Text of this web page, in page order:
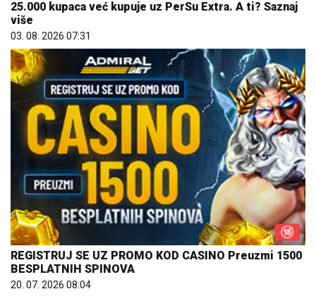
25.000 kupaca već kupuje uz PerSu Extra. A ti? Saznaj
više
03. 08. 2026 07:31
REGISTRUJ SE UZ PROMO KOD CASINO Preuzmi 1500
BESPLATNIH SPINOVA
20. 07. 2026 08:04